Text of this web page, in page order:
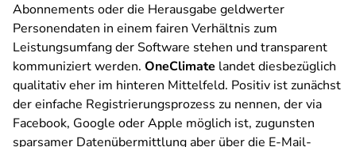
Abonnements oder die Herausgabe geldwerter
Personendaten in einem fairen Verhältnis zum
Leistungsumfang der Software stehen und transparent
kommuniziert werden. OneClimate landet diesbezüglich
qualitativ eher im hinteren Mittelfeld. Positiv ist zunächst
der einfache Registrierungsprozess zu nennen, der via
Facebook, Google oder Apple möglich ist, zugunsten
sparsamer Datenübermittlung aber über die E-Mail-